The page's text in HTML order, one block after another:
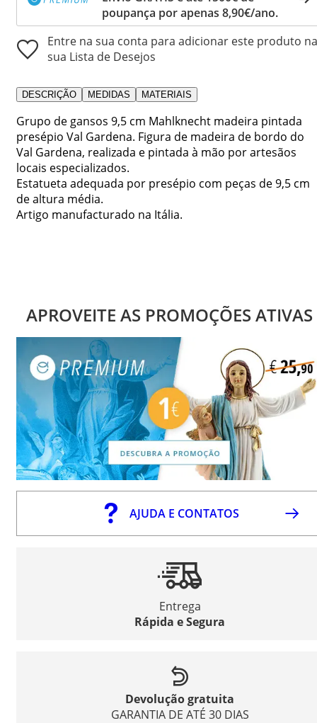
poupança por apenas 8,90€/ano.
Entre na sua conta para adicionar este produto na
sua Lista de Desejos
DESCRIÇÃO MEDIDAS MATERIAIS
Grupo de gansos 9,5 cm Mahlknecht madeira pintada
presépio Val Gardena. Figura de madeira de bordo do
Val Gardena, realizada e pintada à mão por artesãos
locais especializados.
Estatueta adequada por presépio com peças de 9,5 cm
de altura média.
Artigo manufacturado na Itália.
APROVEITE AS PROMOÇÕES ATIVAS
AJUDA E CONTATOS
Entrega
Rápida e Segura
Devolução gratuita
GARANTIA DE ATÉ 30 DIAS